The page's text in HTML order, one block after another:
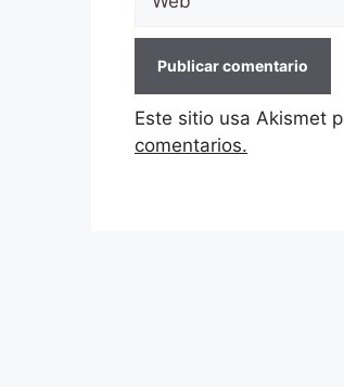
Este sitio usa Akismet
comentarios.